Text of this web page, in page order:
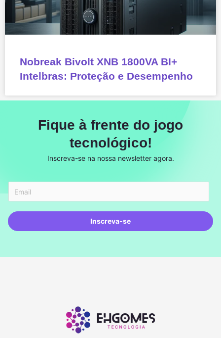
Nobreak Bivolt XNB 1800VA BI+
Intelbras: Proteção e Desempenho
Fique à frente do jogo
tecnológico!
Inscreva-se na nossa newsletter agora.
Inscreva-se